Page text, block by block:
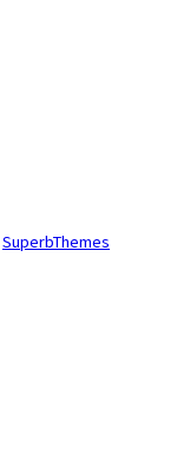
SuperbThemes